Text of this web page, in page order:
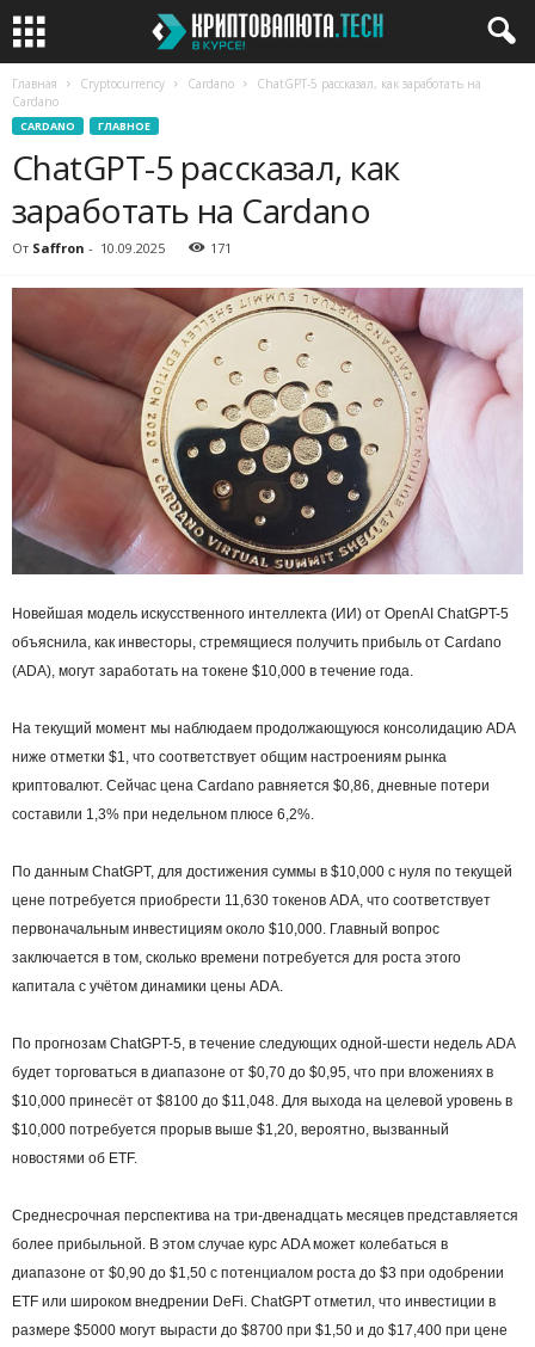
Главная Cryptocurrency Cardano
ChatGPT-5 рассказал, как заработать на
Cardano
CARDANO ГЛАВНОЕ
ChatGPT-5 рассказал, как
заработать на Cardano
От Saffron - 10.09.2025 171
Новейшая модель искусственного интеллекта (ИИ) от OpenAI ChatGPT-5
объяснила, как инвесторы, стремящиеся получить прибыль от Cardano
(ADA), могут заработать на токене $10,000 в течение года.
На текущий момент мы наблюдаем продолжающуюся консолидацию ADA
ниже отметки $1, что соответствует общим настроениям рынка
криптовалют. Сейчас цена Cardano равняется $0,86, дневные потери
составили 1,3% при недельном плюсе 6,2%.
По данным ChatGPT, для достижения суммы в $10,000 с нуля по текущей
цене потребуется приобрести 11,630 токенов ADA, что соответствует
первоначальным инвестициям около $10,000. Главный вопрос
заключается в том, сколько времени потребуется для роста этого
капитала с учётом динамики цены ADA.
По прогнозам ChatGPT-5, в течение следующих одной-шести недель ADA
будет торговаться в диапазоне от $0,70 до $0,95, что при вложениях в
$10,000 принесёт от $8100 до $11,048. Для выхода на целевой уровень в
$10,000 потребуется прорыв выше $1,20, вероятно, вызванный
новостями об ETF.
Среднесрочная перспектива на три-двенадцать месяцев представляется
более прибыльной. В этом случае курс ADA может колебаться в
диапазоне от $0,90 до $1,50 с потенциалом роста до $3 при одобрении
ETF или широком внедрении DeFi. ChatGPT отметил, что инвестиции в
размере $5000 могут вырасти до $8700 при $1,50 и до $17,400 при цене